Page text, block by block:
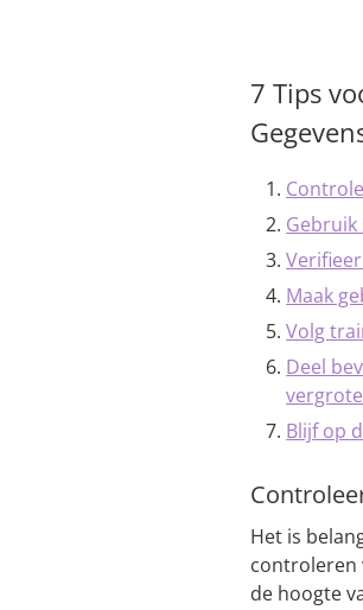
7 Tips
Maak
Volg
Deel
Blijf op
Het is
controleren
de hoogte